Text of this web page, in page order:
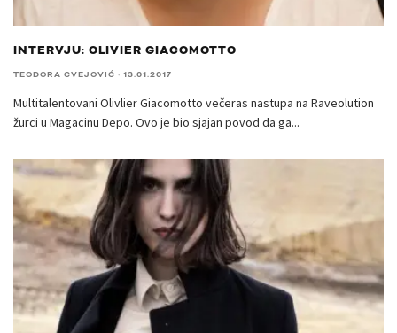
INTERVJU: OLIVIER GIACOMOTTO
TEODORA CVEJOVIĆ · 13.01.2017
Multitalentovani Olivlier Giacomotto večeras nastupa na Raveolution
žurci u Magacinu Depo. Ovo je bio sjajan povod da ga...